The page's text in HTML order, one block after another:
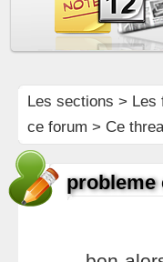
Les sections > Les
ce forum > Ce
probleme